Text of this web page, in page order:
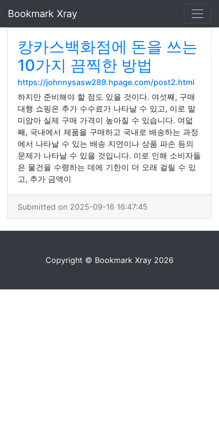
Bookmark Xray
캉카스백화점에 돈을 쓰는
10가지 끔찍한 방법
https://johnnysasw289.hpage.com/post2.html
하지만 준비해야 할 점도 있을 것이다. 여섯째, 구매
대행 쇼핑은 추가 수수료가 나타날 수 있고, 이로 말
미암아 실제 구매 가격이 높아질 수 있습니다. 여덟
째, 국내에서 제품을 구매하고 국내로 배송하는 과정
에서 나타날 수 있는 배송 지연이나 상품 파손 등의
문제가 나타날 수 있을 것입니다. 이로 인해 소비자들
은 물건을 수령하는 데에 기한이 더 오래 걸릴 수 있
고, 추가 금액이
Submitted on 2025-09-16 16:47:45
Copyright © Bookmark Xray 2026